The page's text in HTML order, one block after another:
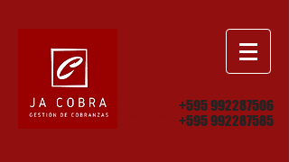
+595 992287506
+595 992287585